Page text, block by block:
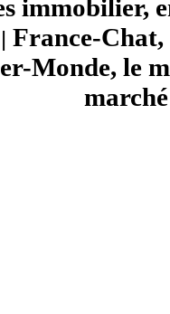
immobilier,
| France-Chat,
Monde, le